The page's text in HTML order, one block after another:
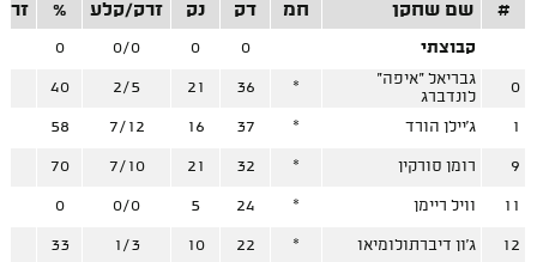
#
שם שחקן חמ דק נק זרק/קלע %
קבוצתי 0
0
0/0
0
0
גבריאל "איפה"
לונדברג
*
36
21
2/5
40
1 ג'יילן הורד *
37
16
7/12
58
9 רומן סורקין *
32
21
7/10
70
11 וויל ריימן *
24
5
0/0
0
12 ג'ון דיברתולומיאו *
22
10
1/3
33